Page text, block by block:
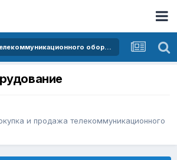
Покупка и продажа телекоммуникационного оборудования
и продажа телекоммуникационного